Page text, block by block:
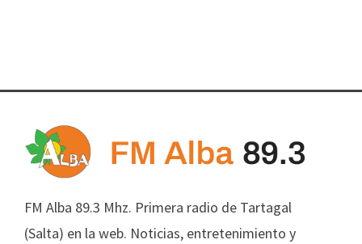
FM Alba 89.3 Mhz. Primera radio de Tartagal
(Salta) en la web. Noticias, entretenimiento y